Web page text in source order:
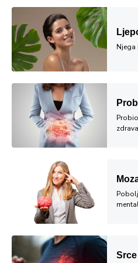
Njega